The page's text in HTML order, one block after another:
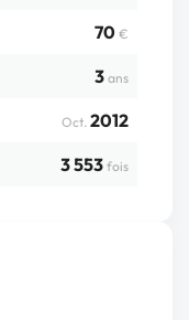
70 €
3 ans
Oct. 2012
3 553 fois